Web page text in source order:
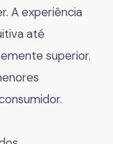
A experiência
até
superior.